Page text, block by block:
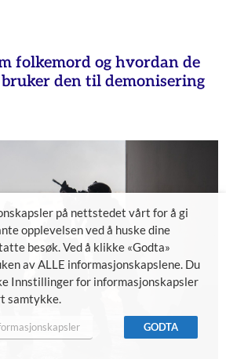
folkemord og hvordan de
den til demonisering
på nettstedet vårt for å gi
opplevelsen ved å huske dine
besøk. Ved å klikke «Godta»
av ALLE informasjonskapslene. Du
Innstillinger for informasjonskapsler
samtykke.
GODTA